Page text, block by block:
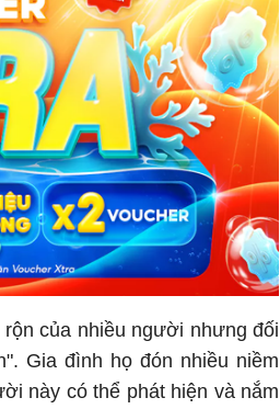
của nhiều người nhưng đối
Gia đình họ đón nhiều niềm
này có thể phát hiện và nắm